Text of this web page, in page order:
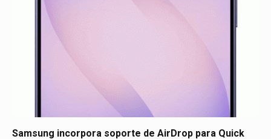
Samsung incorpora soporte de AirDrop para Quick